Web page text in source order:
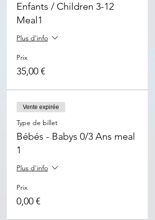
Enfants / Children 3-12
Meal1
Plus d'info
Prix
35,00 €
Vente expirée
Type de billet
Bébés - Babys 0/3 Ans meal
1
Plus d'info
Prix
0,00 €